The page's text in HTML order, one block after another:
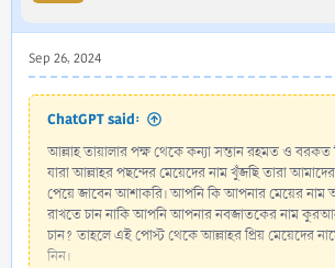
e o
e
Sep 26, 2024
ChatGPT said:
আল্লাহ তায়ালার পক্ষ থেকে কন্যা সন্তান রহমত ও
যারা আল্লাহর পছন্দের মেয়েদের নাম খুঁজছি তারা
পেয়ে জাবেন আশাকরি। আপনি কি আপনার মেয়ের নাম
রাখতে চান নাকি আপনি আপনার নবজাতকের নাম
চান? তাহলে এই পোস্ট থেকে আল্লাহর প্রিয় মেয়েদের
নিন।